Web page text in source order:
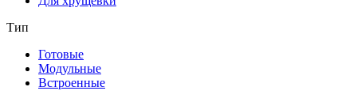
Тип
Готовые
Модульные
Встроенные